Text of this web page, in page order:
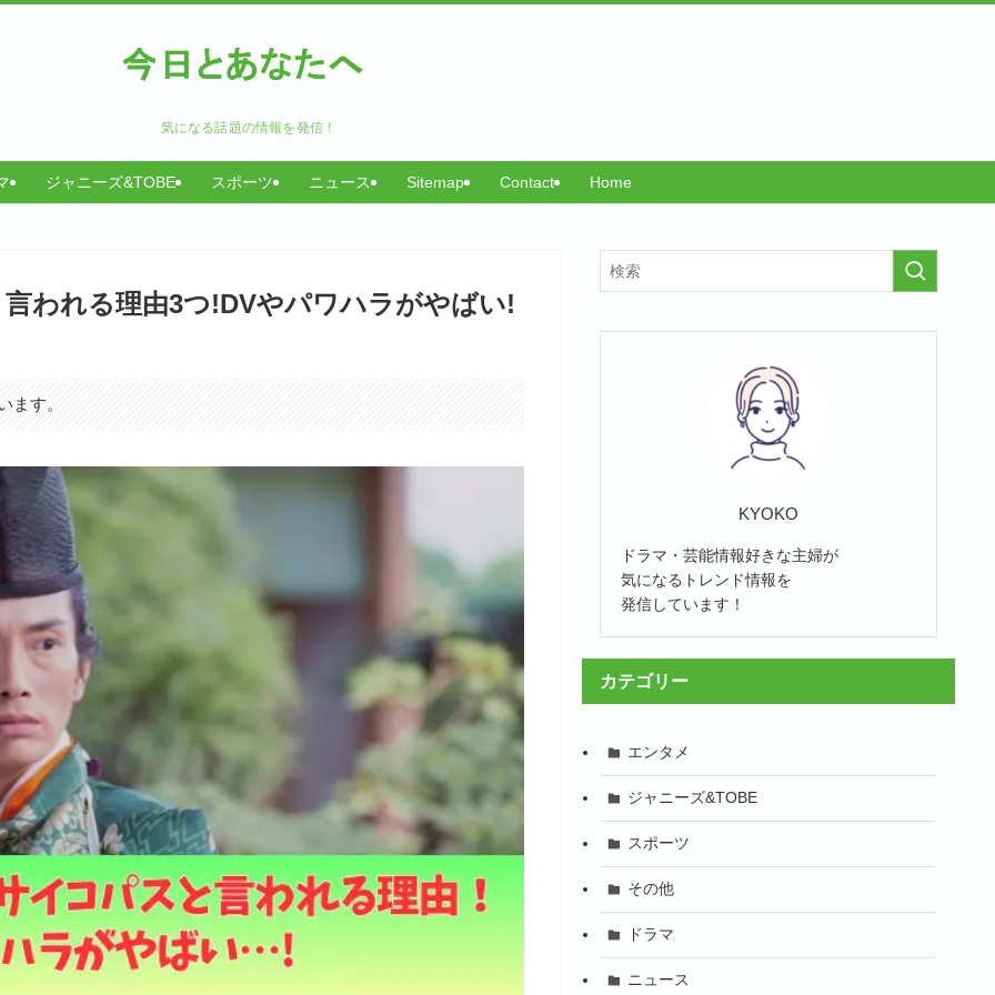
気になる話題の情報を発信！
ジャニーズ&TOBE スポーツ ニュース Sitemap Contact Home
われる理由3つ!DVやパワハラがやばい!
ます。
KYOKO
ドラマ・芸能情報好きな主婦が
気になるトレンド情報を
発信しています！
カテゴリー
エンタメ
ジャニーズ&TOBE
スポーツ
その他
ドラマ
ニュース